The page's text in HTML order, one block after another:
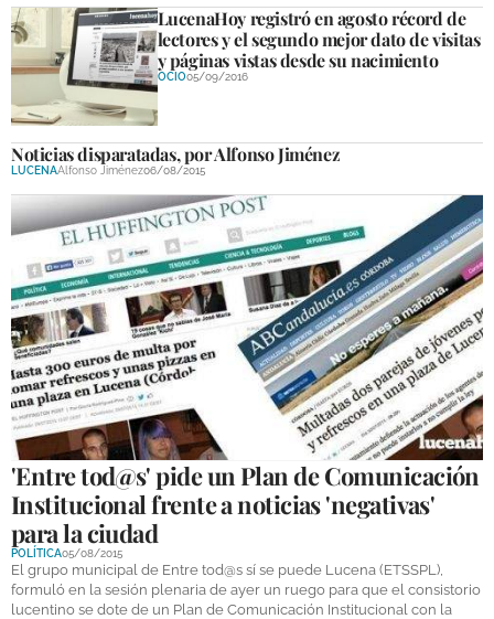
VENTANA CIUDADANA
CÓRDOBA
PROVINCIA
SALUD
OBRAS
NECROLÓGICAS
GALERÍAS
LucenaHoy registró en agosto récord de
lectores y el segundo mejor dato de visitas
y páginas vistas desde su nacimiento
OCIO05/09/2016
Noticias disparatadas, por Alfonso Jiménez
LUCENAAlfonso Jiménez06/08/2015
'Entre tod@s' pide un Plan de Comunicación
Institucional frente a noticias 'negativas'
para la ciudad
POLÍTICA05/08/2015
El grupo municipal de Entre tod@s sí se puede Lucena (ETSSPL),
formuló en la sesión plenaria de ayer un ruego para que el consistorio
lucentino se dote de un Plan de Comunicación Institucional con la